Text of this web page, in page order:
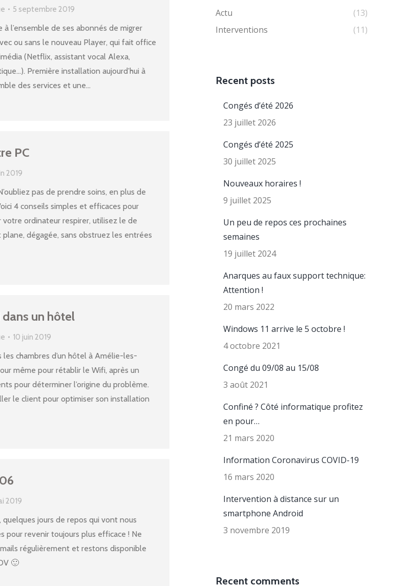
5 septembre 2019
l’ensemble de ses abonnés de migrer
ou sans le nouveau Player, qui fait office
(Netflix, assistant vocal Alexa,
Première installation aujourd’hui à
des services et une…
PC
2019
pas de prendre soins, en plus de
4 conseils simples et efficaces pour
votre ordinateur respirer, utilisez le de
dégagée, sans obstruez les entrées
un hôtel
10 juin 2019
les chambres d’un hôtel à Amélie-les-
même pour rétablir le Wifi, après un
pour déterminer l’origine du problème.
le client pour optimiser son installation
2019
quelques jours de repos qui vont nous
pour revenir toujours plus efficace ! Ne
régulièrement et restons disponible
🙂
Actu
(13)
Interventions
(11)
Recent posts
Congés d’été 2026
23 juillet 2026
Congés d’été 2025
30 juillet 2025
Nouveaux horaires !
9 juillet 2025
Un peu de repos ces prochaines
semaines
19 juillet 2024
Anarques au faux support technique:
Attention !
20 mars 2022
Windows 11 arrive le 5 octobre !
4 octobre 2021
Congé du 09/08 au 15/08
3 août 2021
Confiné ? Côté informatique profitez
en pour…
21 mars 2020
Information Coronavirus COVID-19
16 mars 2020
Intervention à distance sur un
smartphone Android
3 novembre 2019
Recent comments